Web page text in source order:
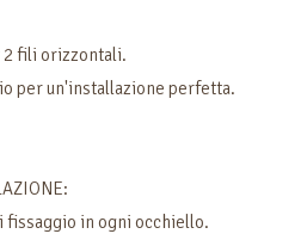
2 fili orizzontali.
per un'installazione perfetta.
fissaggio in ogni occhiello.